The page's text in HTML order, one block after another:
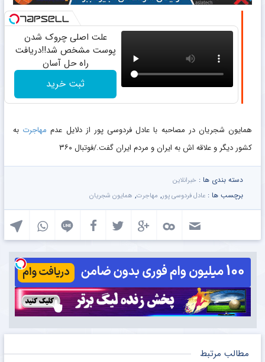
علت اصلی چروک شدن
پوست مشخص شد!!دریافت
راه حل آسان
ثبت خرید
همایون شجریان در مصاحبه با عادل فردوسی پور از دلایل عدم مهاجرت به
کشور دیگر و علاقه اش به ایران و مردم ایران گفت./فوتبال ۳۶۰
دسته بندی ها : خبرانلاین
برچسب ها : عادل فردوسی‌ پور, مهاجرت, همایون شجریان
مطالب مرتبط